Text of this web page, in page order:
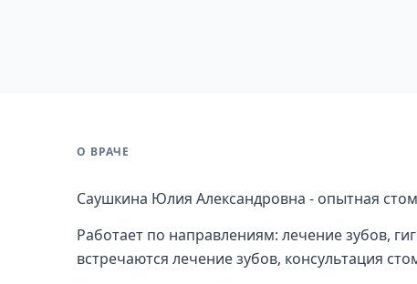
О ВРАЧЕ
Саушкина Юлия Александровна - опытная
Работает по направлениям: лечение зубов,
встречаются лечение зубов, консультация